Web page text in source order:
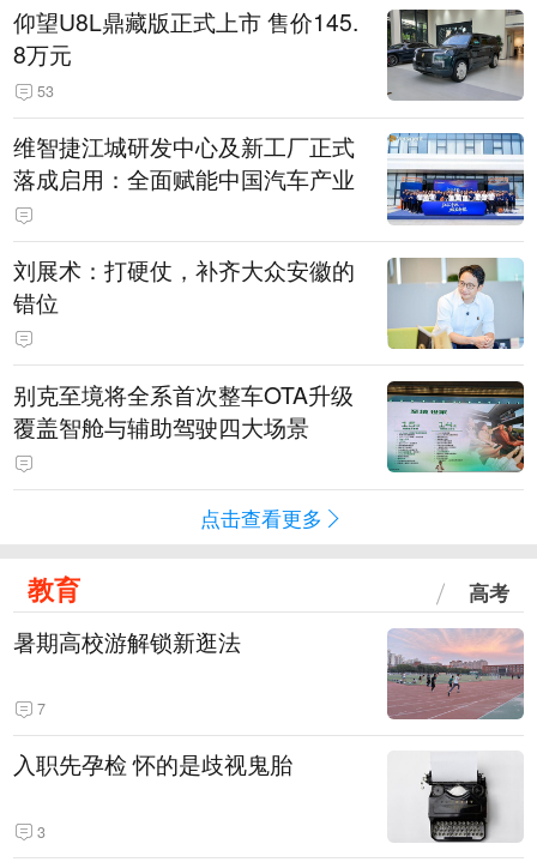
仰望U8L鼎藏版正式上市 售价145.
8万元
53
维智捷江城研发中心及新工厂正式
落成启用：全面赋能中国汽车产业
刘展术：打硬仗，补齐大众安徽的
错位
别克至境将全系首次整车OTA升级
覆盖智舱与辅助驾驶四大场景
点击查看更多
教育 高考
暑期高校游解锁新逛法
7
入职先孕检 怀的是歧视鬼胎
3